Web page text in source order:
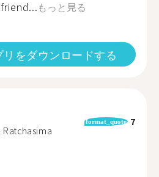
もっと見る
リをダウンロードする
Ratchasima
format_quote 7